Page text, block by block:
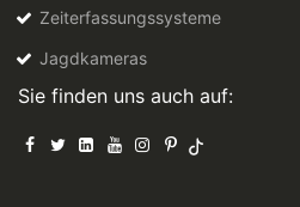
Zeiterfassungssysteme
Jagdkameras
Sie finden uns auch auf: